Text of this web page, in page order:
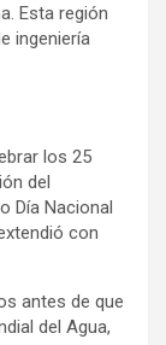
Esta región
ingeniería
los 25
del
Día Nacional
con
antes de que
del Agua,